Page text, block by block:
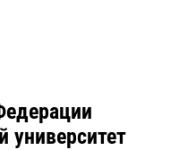
университет